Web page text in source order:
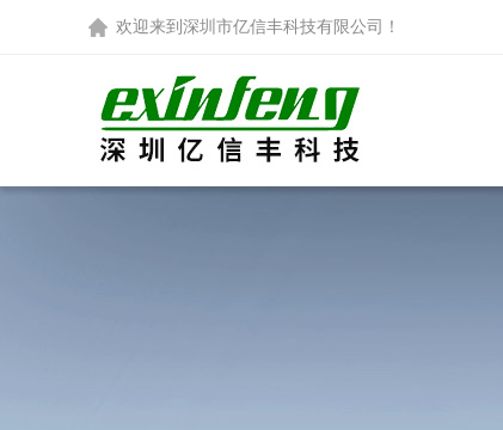
欢迎来到 深圳市亿信丰科技有限公司 ！